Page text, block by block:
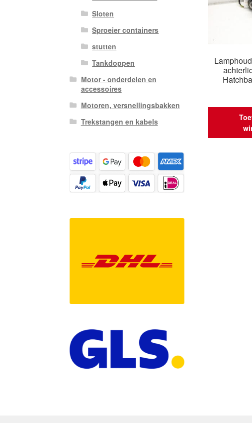
Sloten
Sproeier containers
stutten
Tankdoppen
Motor - onderdelen en
accessoires
Motoren, versnellingsbakken
Trekstangen en kabels